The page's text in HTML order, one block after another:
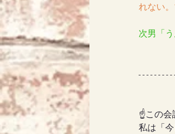
れない
次男「
☝この会
私は「